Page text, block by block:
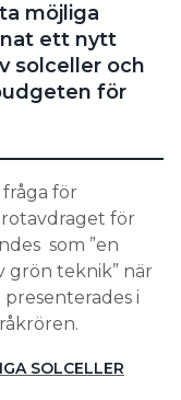
möjliga
ett nytt
solceller och
för
för
för
som ”en
grön teknik” när
i
SOLCELLER